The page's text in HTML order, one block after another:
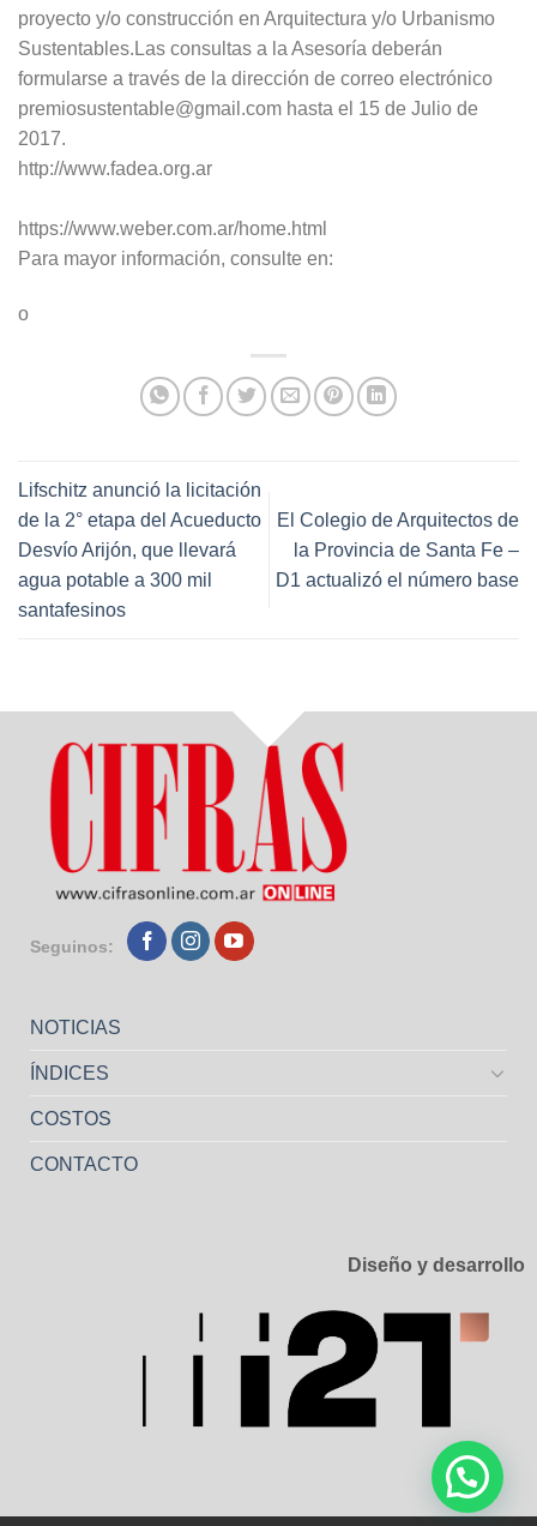
proyecto y/o construcción en Arquitectura y/o Urbanismo
Sustentables.Las consultas a la Asesoría deberán
formularse a través de la dirección de correo electrónico
premiosustentable@gmail.com hasta el 15 de Julio de
2017.
http://www.fadea.org.ar
https://www.weber.com.ar/home.html
Para mayor información, consulte en:
o
Lifschitz anunció la licitación
de la 2° etapa del Acueducto
Desvío Arijón, que llevará
agua potable a 300 mil
santafesinos
El Colegio de Arquitectos de
la Provincia de Santa Fe –
D1 actualizó el número base
Seguinos:
NOTICIAS
ÍNDICES
COSTOS
CONTACTO
Diseño y desarrollo